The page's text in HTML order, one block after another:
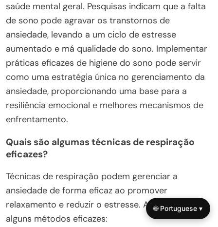
saúde mental geral. Pesquisas indicam que a falta
de sono pode agravar os transtornos de
ansiedade, levando a um ciclo de estresse
aumentado e má qualidade do sono. Implementar
práticas eficazes de higiene do sono pode servir
como uma estratégia única no gerenciamento da
ansiedade, proporcionando uma base para a
resiliência emocional e melhores mecanismos de
enfrentamento.
Quais são algumas técnicas de respiração
eficazes?
Técnicas de respiração podem gerenciar a
ansiedade de forma eficaz ao promover
relaxamento e reduzir o estresse. Aqui estão
alguns métodos eficazes:
🌐 Portuguese ▾